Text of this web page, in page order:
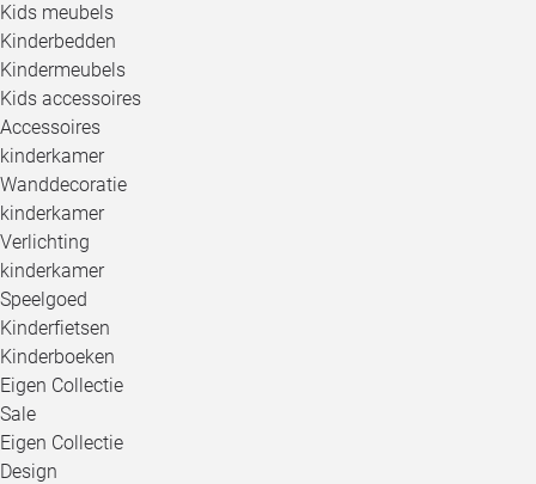
Kids meubels
Kinderbedden
Kindermeubels
Kids accessoires
Accessoires
kinderkamer
Wanddecoratie
kinderkamer
Verlichting
kinderkamer
Speelgoed
Kinderfietsen
Kinderboeken
Eigen Collectie
Sale
Eigen Collectie
Design